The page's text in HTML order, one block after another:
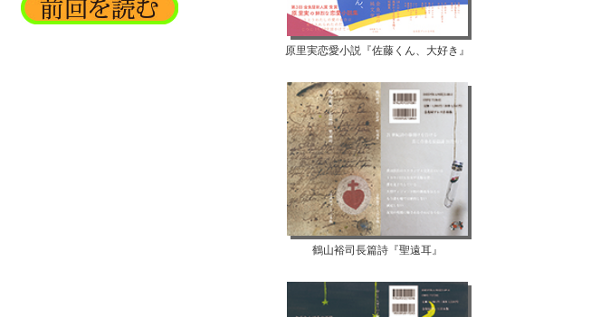
原里実恋愛小説『佐藤くん、大好き』
鶴山裕司長篇詩『聖遠耳』